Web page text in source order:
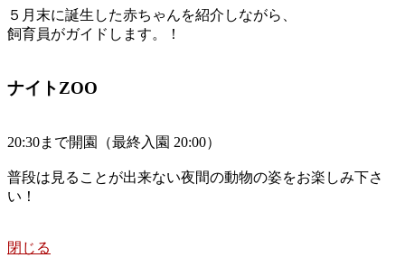
５月末に誕生した赤ちゃんを紹介しながら、
飼育員がガイドします。！
ナイトZOO
20:30まで開園（最終入園 20:00）
普段は見ることが出来ない夜間の動物の姿をお楽しみ下さ
い！
閉じる